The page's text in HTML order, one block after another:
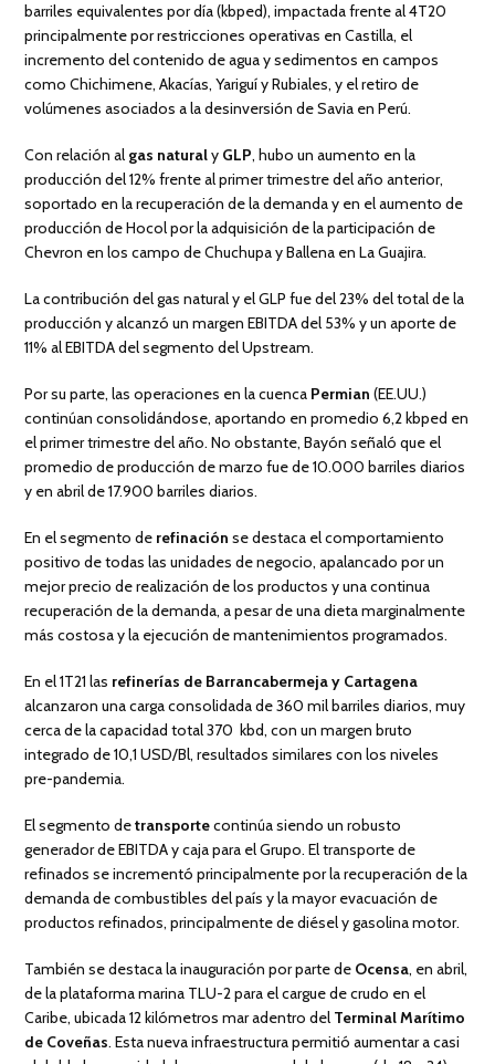
barriles equivalentes por día (kbped), impactada frente al 4T20
principalmente por restricciones operativas en Castilla, el
incremento del contenido de agua y sedimentos en campos
como Chichimene, Akacías, Yariguí y Rubiales, y el retiro de
volúmenes asociados a la desinversión de Savia en Perú.
Con relación al gas naturaly GLP, hubo un aumento en la
producción del 12% frente al primer trimestre del año anterior,
soportado en la recuperación de la demanda y en el aumento de
producción de Hocol por la adquisición de la participación de
Chevron en los campo de Chuchupa y Ballena en La Guajira.
La contribución del gas natural y el GLP fue del 23% del total de la
producción y alcanzó un margen EBITDA del 53% y un aporte de
11% al EBITDA del segmento del Upstream.
Por su parte, las operaciones en la cuenca Permian(EE.UU.)
continúan consolidándose, aportando en promedio 6,2 kbped en
el primer trimestre del año. No obstante, Bayón señaló que el
promedio de producción de marzo fue de 10.000 barriles diarios
y en abril de 17.900 barriles diarios.
En el segmento de refinaciónse destaca el comportamiento
positivo de todas las unidades de negocio, apalancado por un
mejor precio de realización de los productos y una continua
recuperación de la demanda, a pesar de una dieta marginalmente
más costosa y la ejecución de mantenimientos programados.
En el 1T21 las refinerías de Barrancabermeja y Cartagena
alcanzaron una carga consolidada de 360 mil barriles diarios, muy
cerca de la capacidad total 370 kbd, con un margen bruto
integrado de 10,1 USD/Bl, resultados similares con los niveles
pre-pandemia.
El segmento detransportecontinúa siendo un robusto
generador de EBITDA y caja para el Grupo. El transporte de
refinados se incrementó principalmente por la recuperación de la
demanda de combustibles del país y la mayor evacuación de
productos refinados, principalmente de diésel y gasolina motor.
También se destaca la inauguración por parte de Ocensa, en abril,
de la plataforma marina TLU-2 para el cargue de crudo en el
Caribe, ubicada 12 kilómetros mar adentro del Terminal Marítimo
de Coveñas. Esta nueva infraestructura permitió aumentar a casi